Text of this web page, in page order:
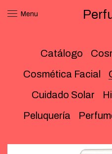
Menu
Catálogo
Cosmética Facial
Cuidado Solar
Peluquería